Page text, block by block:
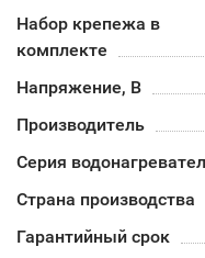
Набор крепежа в
комплекте
Напряжение, В
Производитель
Серия
Страна производства
Гарантийный срок